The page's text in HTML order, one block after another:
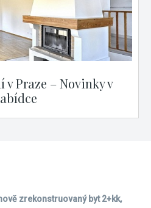
Praze – Novinky v
zrekonstruovaný byt 2+kk,